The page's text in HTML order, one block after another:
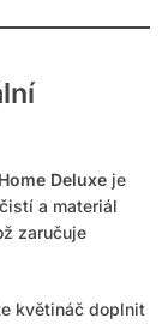
Home Deluxe je
a materiál
zaručuje
květináč doplnit